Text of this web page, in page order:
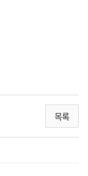
목록